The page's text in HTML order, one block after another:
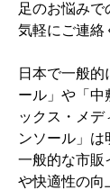
足のお悩みで
気軽にご連絡
日本で一般的
ール」や「中
ックス・メデ
ンソール」は
一般的な市販
や快適性の向